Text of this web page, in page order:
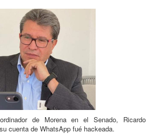
de Morena en el Senado, Ricardo
cuenta de WhatsApp fué hackeada.